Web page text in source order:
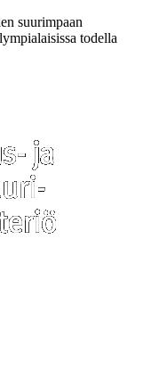
suurimpaan
todella